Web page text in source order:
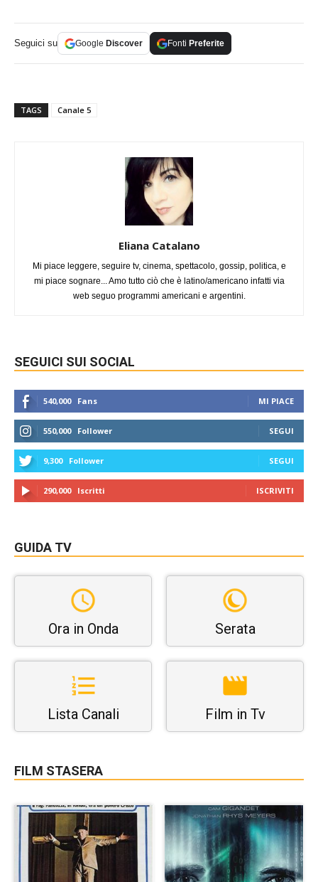
Seguici su Google Discover Fonti Preferite
TAGS Canale 5
Eliana Catalano
Mi piace leggere, seguire tv, cinema, spettacolo, gossip, politica, e
mi piace sognare... Amo tutto ciò che è latino/americano infatti via
web seguo programmi americani e argentini.
SEGUICI SUI SOCIAL
540,000 Fans MI PIACE
550,000 Follower SEGUI
9,300 Follower SEGUI
290,000 Iscritti ISCRIVITI
GUIDA TV
Ora in Onda Serata
Lista Canali Film in Tv
FILM STASERA